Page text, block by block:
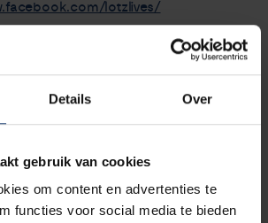
Details Over
gebruik van cookies
om content en advertenties te
functies voor social media te bieden
lotzlives/